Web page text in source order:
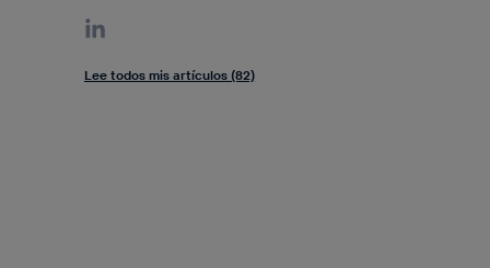
Lee todos mis artículos (82)